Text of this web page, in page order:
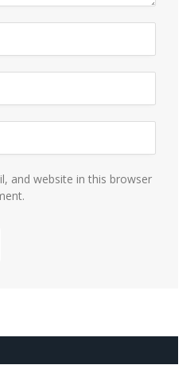
and website in this browser